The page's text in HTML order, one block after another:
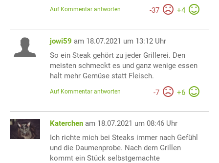
-37 +4
Auf Kommentar antworten
jowi59 am 18.07.2021 um 13:12 Uhr
So ein Steak gehört zu jeder Grillerei. Den
meisten schmeckt es und ganz wenige essen
halt mehr Gemüse statt Fleisch.
-7 +6
Auf Kommentar antworten
Katerchen am 18.07.2021 um 08:46 Uhr
Ich richte mich bei Steaks immer nach Gefühl
und die Daumenprobe. Nach dem Grillen
kommt ein Stück selbstgemachte